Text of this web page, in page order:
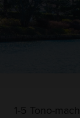
1-5 Tono-